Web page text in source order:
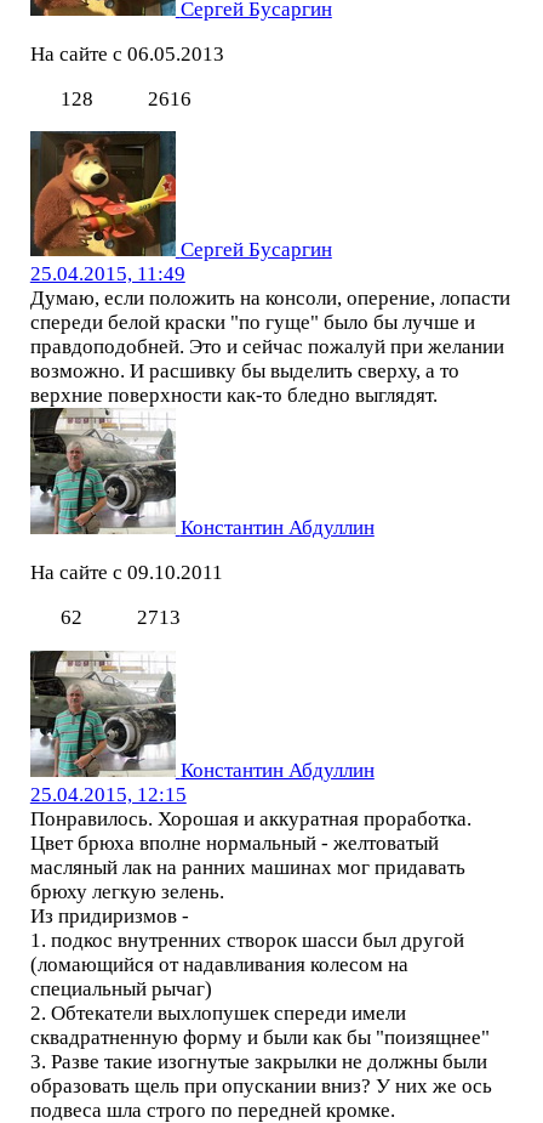
Сергей Бусаргин
На сайте с 06.05.2013
128
2616
Сергей Бусаргин
25.04.2015, 11:49
Думаю, если положить на консоли, оперение, лопасти
спереди белой краски "по гуще" было бы лучше и
правдоподобней. Это и сейчас пожалуй при желании
возможно. И расшивку бы выделить сверху, а то
верхние поверхности как-то бледно выглядят.
Константин Абдуллин
На сайте с 09.10.2011
62
2713
Константин Абдуллин
25.04.2015, 12:15
Понравилось. Хорошая и аккуратная проработка.
Цвет брюха вполне нормальный - желтоватый
масляный лак на ранних машинах мог придавать
брюху легкую зелень.
Из придиризмов -
1. подкос внутренних створок шасси был другой
(ломающийся от надавливания колесом на
специальный рычаг)
2. Обтекатели выхлопушек спереди имели
сквадратненную форму и были как бы "поизящнее"
3. Разве такие изогнутые закрылки не должны были
образовать щель при опускании вниз? У них же ось
подвеса шла строго по передней кромке.